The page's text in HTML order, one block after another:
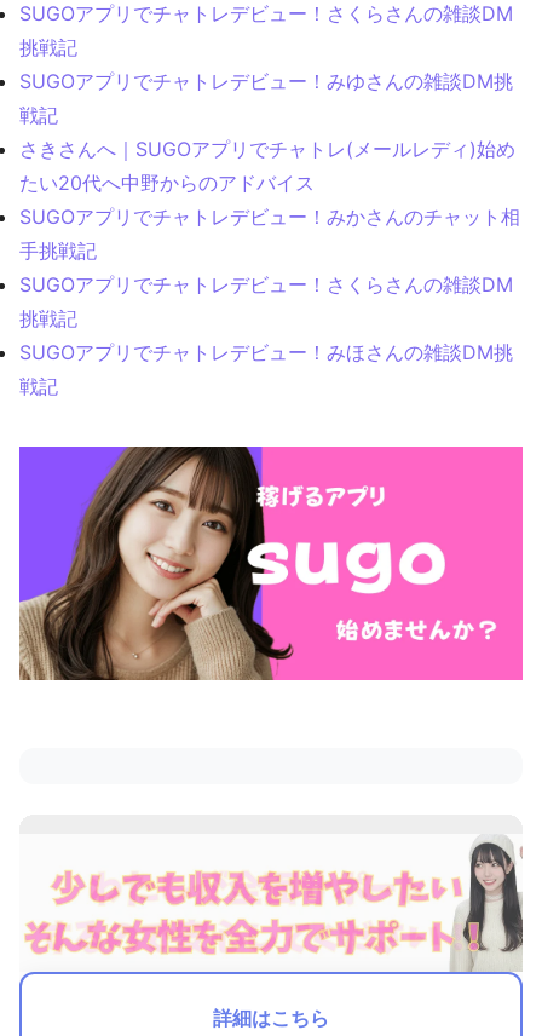
SUGOアプリでチャトレデビュー！さくらさんの雑談DM
挑戦記
SUGOアプリでチャトレデビュー！みゆさんの雑談DM挑
戦記
さきさんへ｜SUGOアプリでチャトレ(メールレディ)始め
たい20代へ中野からのアドバイス
SUGOアプリでチャトレデビュー！みかさんのチャット相
手挑戦記
SUGOアプリでチャトレデビュー！さくらさんの雑談DM
挑戦記
SUGOアプリでチャトレデビュー！みほさんの雑談DM挑
戦記
詳細はこちら